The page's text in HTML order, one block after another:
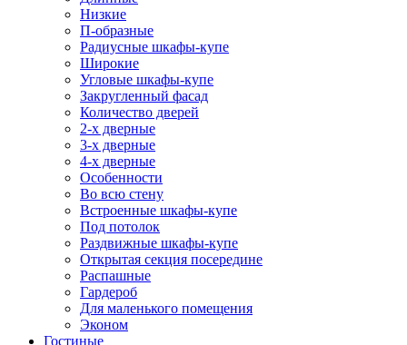
Низкие
П-образные
Радиусные шкафы-купе
Широкие
Угловые шкафы-купе
Закругленный фасад
Количество дверей
2-х дверные
3-х дверные
4-х дверные
Особенности
Во всю стену
Встроенные шкафы-купе
Под потолок
Раздвижные шкафы-купе
Открытая секция посередине
Распашные
Гардероб
Для маленького помещения
Эконом
Гостиные